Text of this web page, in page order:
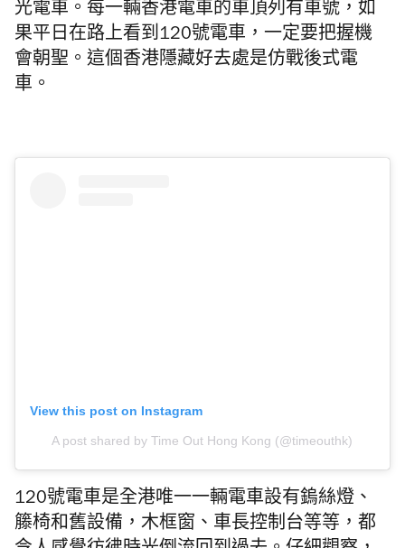
光電車。每一輛香港電車的車頂列有車號，如
果平日在路上看到120號電車，一定要把握機
會朝聖。這個香港隱藏好去處是仿戰後式電
車。
View this post on Instagram
A post shared by Time Out Hong Kong (@timeouthk)
120號電車是全港唯一一輛電車設有鎢絲燈、
籐椅和舊設備，木框窗、車長控制台等等，都